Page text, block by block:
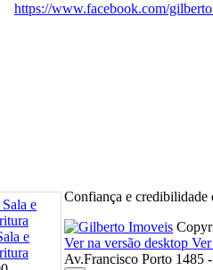
https://www.facebook.com/
e
Confiança e
Ver na versão desktop
Av.Francisco Porto 1485